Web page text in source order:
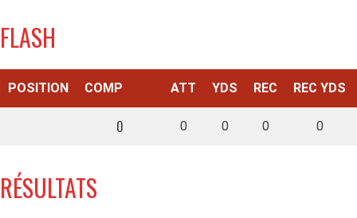
FLASH
POSITION COMP ATT YDS REC REC YDS
0 0 0 0 0
RÉSULTATS